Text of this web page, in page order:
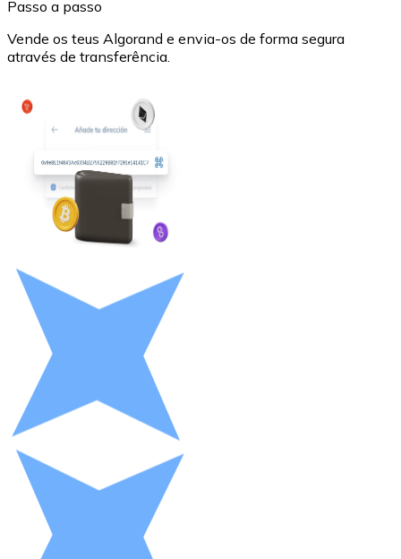
LTC
XRP
Cupons cripto
Passo a passo
Vende os teus Algorand e envia-os de forma segura
através de transferência.